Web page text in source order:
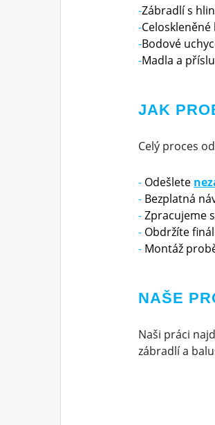
Zábradlí s
Bodové
Madla a
JAK
Celý proces
Odešlete
Bezplatná
Zpracujeme
Obdržíte
Montáž
NAŠE
Naši práci
zábradlí a